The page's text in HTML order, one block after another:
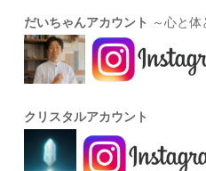
だいちゃんアカウント ～心と体
クリスタルアカウント